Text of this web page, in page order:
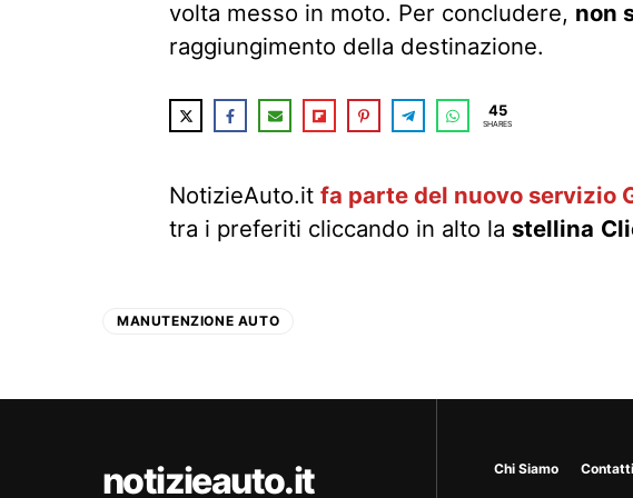
volta messo in moto. Per concludere, non
raggiungimento della destinazione.
45
SHARES
NotizieAuto.it fa parte del nuovo servizio
tra i preferiti cliccando in alto la stellina
MANUTENZIONE AUTO
notizieauto.it Chi Siamo Contatti